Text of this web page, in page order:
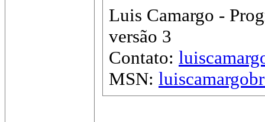
Luis Camargo -
versão 3
Contato:
MSN: